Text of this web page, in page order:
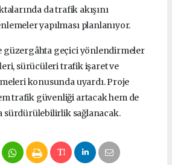
da trafik akışını
yapılması planlanıyor.
güzergâhta geçici yönlendirmeler
sürücüleri trafik işaret ve
konusunda uyardı. Proje
trafik güvenliği artacak hem de
sürdürülebilirlik sağlanacak.